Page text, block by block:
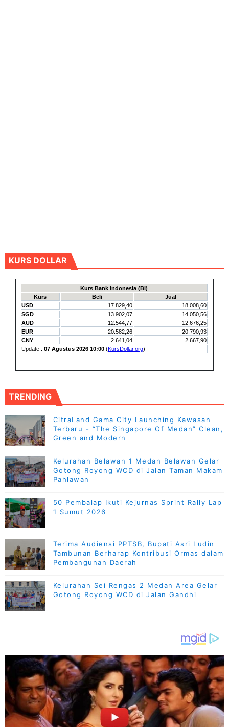
KURS DOLLAR
TRENDING
CitraLand Gama City Launching Kawasan
Terbaru - “The Singapore Of Medan” Clean,
Green and Modern
Kelurahan Belawan 1 Medan Belawan Gelar
Gotong Royong WCD di Jalan Taman Makam
Pahlawan
50 Pembalap Ikuti Kejurnas Sprint Rally Lap
1 Sumut 2026
Terima Audiensi PPTSB, Bupati Asri Ludin
Tambunan Berharap Kontribusi Ormas dalam
Pembangunan Daerah
Kelurahan Sei Rengas 2 Medan Area Gelar
Gotong Royong WCD di Jalan Gandhi